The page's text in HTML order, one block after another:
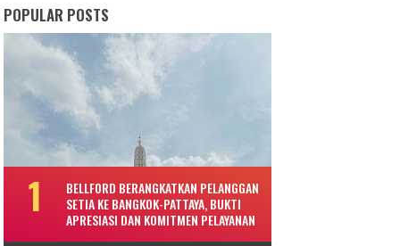
POPULAR POSTS
BELLFORD BERANGKATKAN PELANGGAN
SETIA KE BANGKOK-PATTAYA, BUKTI
APRESIASI DAN KOMITMEN PELAYANAN